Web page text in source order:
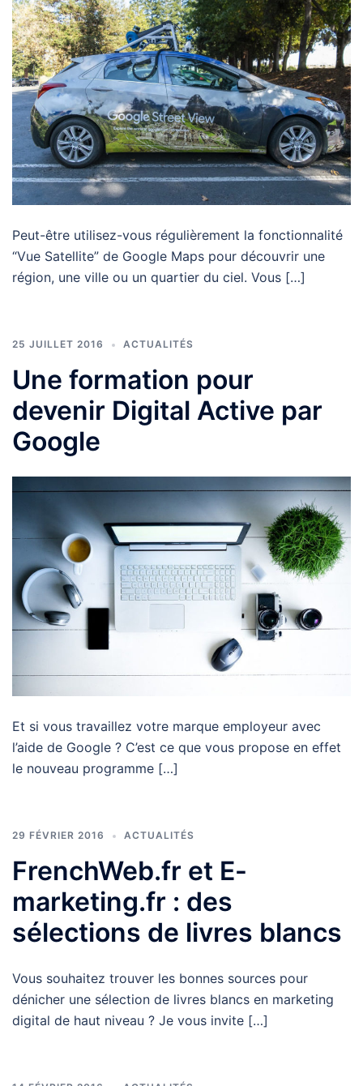
Peut-être utilisez-vous régulièrement la fonctionnalité
“Vue Satellite” de Google Maps pour découvrir une
région, une ville ou un quartier du ciel. Vous […]
25 JUILLET 2016 ACTUALITÉS
Une formation pour
devenir Digital Active par
Google
Et si vous travaillez votre marque employeur avec
l’aide de Google ? C’est ce que vous propose en effet
le nouveau programme […]
29 FÉVRIER 2016 ACTUALITÉS
FrenchWeb.fr et E-
marketing.fr : des
sélections de livres blancs
Vous souhaitez trouver les bonnes sources pour
dénicher une sélection de livres blancs en marketing
digital de haut niveau ? Je vous invite […]